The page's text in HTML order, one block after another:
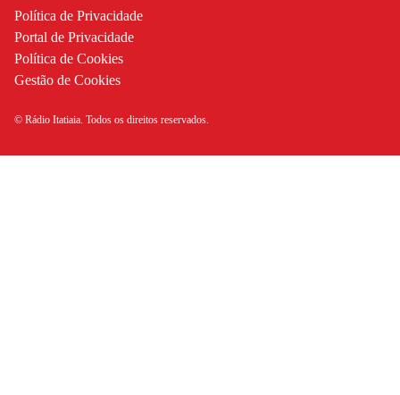
Política de Privacidade
Portal de Privacidade
Política de Cookies
Gestão de Cookies
© Rádio Itatiaia. Todos os direitos reservados.